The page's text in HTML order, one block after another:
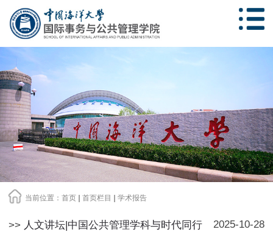
当前位置： 首页 首页栏目 学术报告
>> 人文讲坛|中国公共管理学科与时代同行 2025-10-28